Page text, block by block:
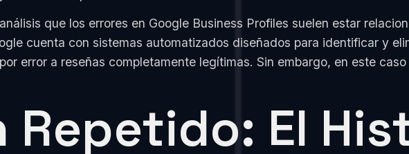
que los errores en Google Business Profiles suelen estar
cuenta con sistemas automatizados diseñados para identificar y
error a reseñas completamente legítimas. Sin embargo, en este
Repetido: El